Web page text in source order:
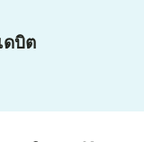
ดบิต